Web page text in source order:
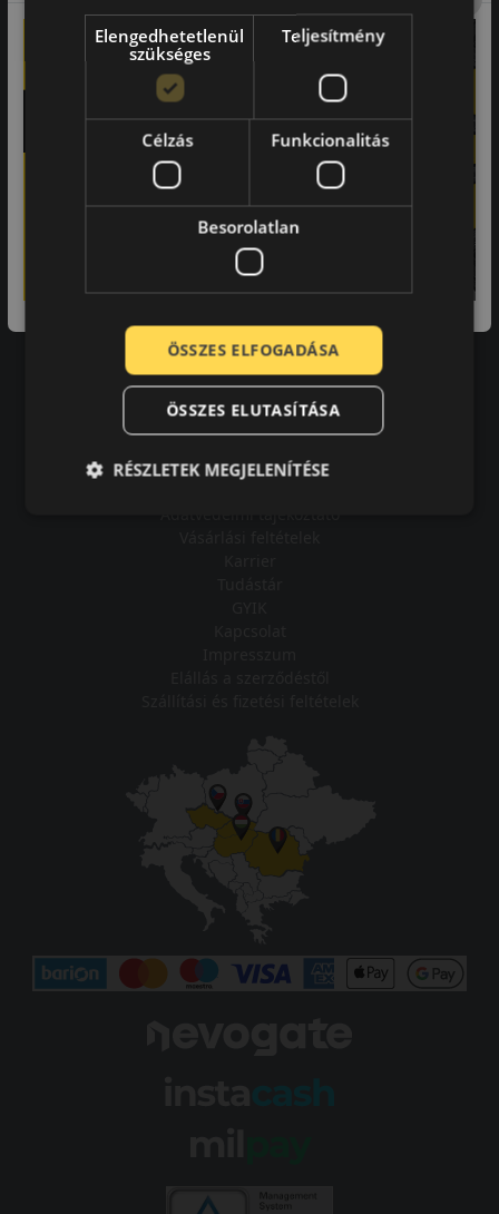
97.76%
a vásárlók közül ajánlaná ismerősének ezt a boltot.
21659
vélemény alapján
-
A bolt vásárlója
Minden tökéletesen működik.
Impresszum
Elengedhetetlenül
szükséges
Teljesítmény
Célzás Funkcionalitás
Besorolatlan
ÖSSZES ELFOGADÁSA
ÖSSZES ELUTASÍTÁSA
RÉSZLETEK MEGJELENÍTÉSE